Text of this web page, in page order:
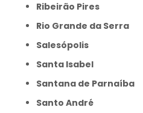
Ribeirão Pires
Rio Grande da Serra
Salesópolis
Santa Isabel
Santana de Parnaíba
Santo André